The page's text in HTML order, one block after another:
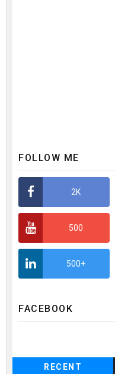
FOLLOW ME
2K
500
500+
FACEBOOK
RECENT